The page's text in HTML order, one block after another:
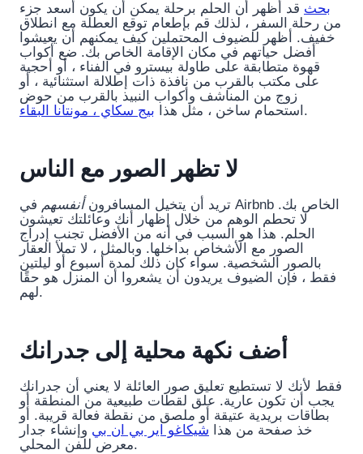
بحث قد أظهر أن الحلم برحلة يمكن أن يكون أسعد جزء
من رحلة السفر ، لذلك قم بإطعام توقع العطلة مع انطلاق
خفيف. أظهر للضيوف المحتملين كيف يمكنهم أن يعيشوا
أفضل حياتهم في مكان الإقامة الخاص بك. ضع أكواب
قهوة متطابقة على طاولة بيسترو في الفناء ، أو أحجية
على مكتب بالقرب من نافذة ذات إطلالة استثنائية ، أو
زوج من المناشف وأكواب النبيذ بالقرب من حوض
استحمام ساخن ، مثل هذا بيج سكاي ، مونتانا البقاء .
لا تظهر الصور مع الناس
تريد أن يتخيل المسافرونأنفسهم في Airbnb الخاص بك.
لا تحطم الوهم من خلال إظهار أنك وعائلتك تعيشون
الحلم. هذا هو السبب في أنه من الأفضل تجنب إدراج
الصور مع الأشخاص بداخلها. وبالمثل ، لا تملأ العقار
بالصور الشخصية. سواء كان ذلك لمدة أسبوع أو ليلتين
فقط ، فإن الضيوف يريدون أن يشعروا أن المنزل هو حقًا
لهم.
أضف نكهة محلية إلى جدرانك
فقط لأنك لا تستطيع تعليق صور العائلة لا يعني أن جدرانك
يجب أن تكون عارية. علق لقطات طبيعية من المنطقة أو
بطاقات بريدية عتيقة أو ملصق من نقطة فعالة قريبة. أو
خذ صفحة من هذا شيكاغو اير بي ان بي وإنشاء جدار
معرض للفن المحلي.